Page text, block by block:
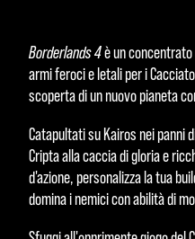
Borderlands 4è un
armi feroci e letali per i
scoperta di un nuovo pianeta
Catapultati su Kairos nei panni
Cripta alla caccia di gloria e
d'azione, personalizza la tua
domina i nemici con abilità di